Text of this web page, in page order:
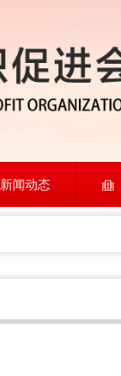
新闻动态